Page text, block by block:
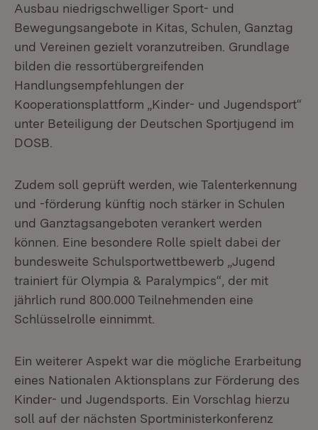
Ausbau niedrigschwelliger Sport- und
Bewegungsangebote in Kitas, Schulen, Ganztag
und Vereinen gezielt voranzutreiben. Grundlage
bilden die ressortübergreifenden
Handlungsempfehlungen der
Kooperationsplattform „Kinder- und Jugendsport“
unter Beteiligung der Deutschen Sportjugend im
DOSB.
Zudem soll geprüft werden, wie Talenterkennung
und -förderung künftig noch stärker in Schulen
und Ganztagsangeboten verankert werden
können. Eine besondere Rolle spielt dabei der
bundesweite Schulsportwettbewerb „Jugend
trainiert für Olympia & Paralympics“, der mit
jährlich rund 800.000 Teilnehmenden eine
Schlüsselrolle einnimmt.
Ein weiterer Aspekt war die mögliche Erarbeitung
eines Nationalen Aktionsplans zur Förderung des
Kinder- und Jugendsports. Ein Vorschlag hierzu
soll auf der nächsten Sportministerkonferenz